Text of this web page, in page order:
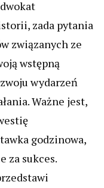
zada pytania
związanych ze
wstępną
wydarzeń
Ważne jest,
godzinowa,
za sukces.